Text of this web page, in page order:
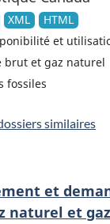
XML HTML
et
brut et gaz naturel
fossiles
similaires
et
naturel et